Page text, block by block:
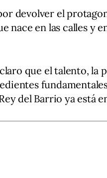
devolver el
nace en las calles y
que el talento, la
del Barrio ya está